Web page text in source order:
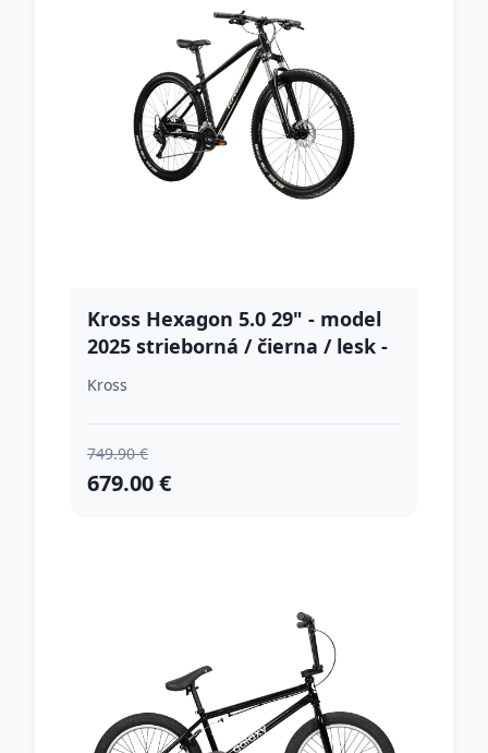
Kross Hexagon 5.0 29" - model
2025 strieborná / čierna / lesk -
L (18", 172-182 cm)
Kross
749.90 €
679.00 €